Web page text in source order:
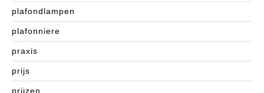
plafondlampen
plafonniere
praxis
prijs
prijzen